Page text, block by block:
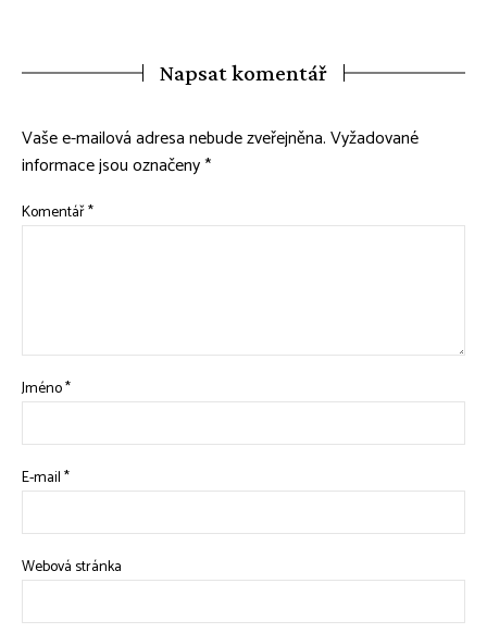
Napsat komentář
Vaše e-mailová adresa nebude zveřejněna.Vyžadované
informace jsou označeny*
Komentář*
Jméno*
E-mail*
Webová stránka